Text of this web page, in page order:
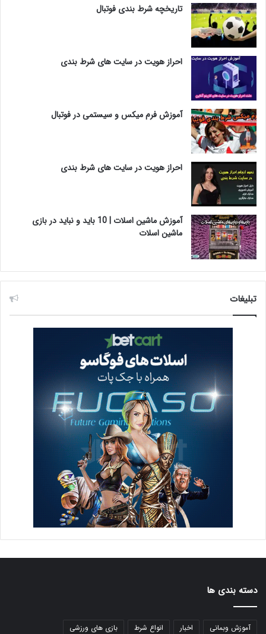
تاریخچه شرط بندی فوتبال
احراز هویت در سایت های شرط بندی
آموزش فرم میکس و سیستمی در فوتبال
احراز هویت در سایت های شرط بندی
آموزش ماشین اسلات | 10 باید و نباید در بازی
ماشین اسلات
تبلیغات
دسته بندی ها
آموزش وبمانی اخبار انواع شرط
بازی های ورزشی